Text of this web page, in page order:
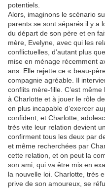
potentiels.
Alors, imaginons le scénario
parents se sont séparés il y a
du départ de son père et en
mère, Evelyne, avec qui les
conflictuelles, d’autant plus
mise en ménage récemment
ans. Elle rejette ce « beau-
compagnie agréable. Il
conflits mère-fille. C’est
à Charlotte et à jouer le rôle
en plus incapable d’exercer
confident, et Charlotte,
très vite leur relation devient
confirment tous les deux par
et même recherchées par
cette relation, et on peut la
son ami, qui va être mis en
la nouvelle loi. Charlotte, très
prive de son amoureux, se